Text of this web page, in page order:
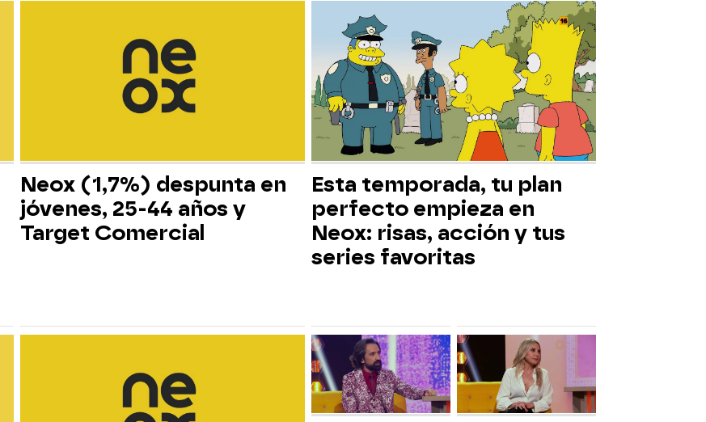
Neox (1,7%) despunta en
jóvenes, 25-44 años y
Target Comercial
Esta temporada, tu plan
perfecto empieza en
Neox: risas, acción y tus
series favoritas